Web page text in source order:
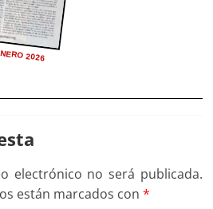
2026
electrónico no será publicada.
están marcados con*